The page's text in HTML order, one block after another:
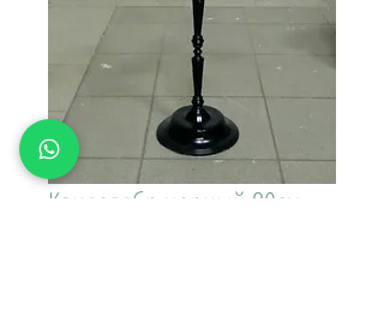
Канделябр черный 80см